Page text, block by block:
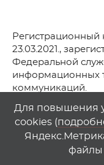
23.03.2021.,
Федеральной
информационных
коммуникаций.
© АО Телеканал
Любое
только при
Для повышения
cookies (
файлы